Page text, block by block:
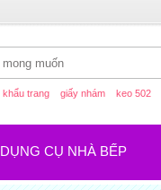
khẩu trang giấy nhám keo 502
DỤNG CỤ NHÀ BẾP